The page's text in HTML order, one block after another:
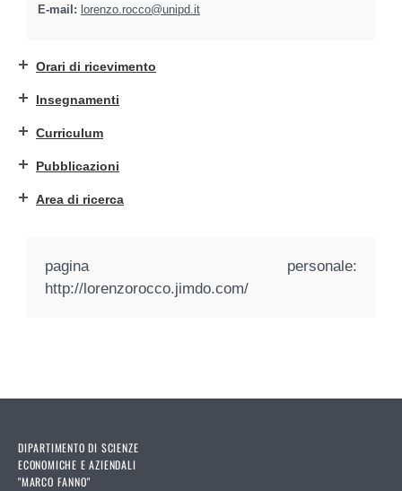
E-mail: lorenzo.rocco@unipd.it
Orari di ricevimento
Insegnamenti
Curriculum
Pubblicazioni
Area di ricerca
pagina personale:
http://lorenzorocco.jimdo.com/
DIPARTIMENTO DI SCIENZE
ECONOMICHE E AZIENDALI
"MARCO FANNO"